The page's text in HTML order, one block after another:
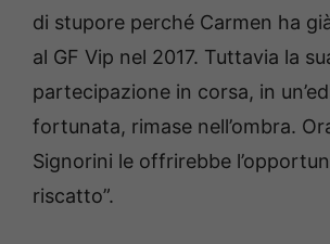
di stupore perché Carmen ha
al GF Vip nel 2017. Tuttavia la
partecipazione in corsa, in
fortunata, rimase nell’ombra.
Signorini le offrirebbe
riscatto”.